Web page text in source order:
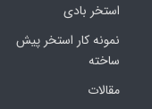
استخر بادی
نمونه کار استخر پیش
ساخته
مقالات